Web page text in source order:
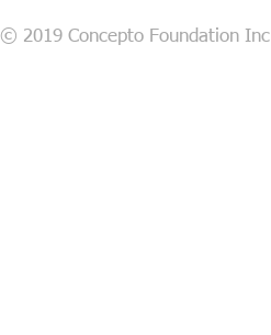
© 2019 Concepto Foundation Inc